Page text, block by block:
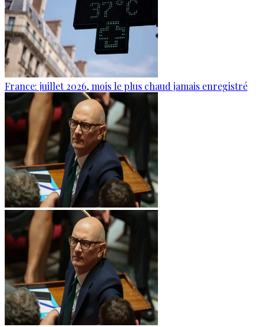
France: juillet 2026, mois le plus chaud jamais enregistré